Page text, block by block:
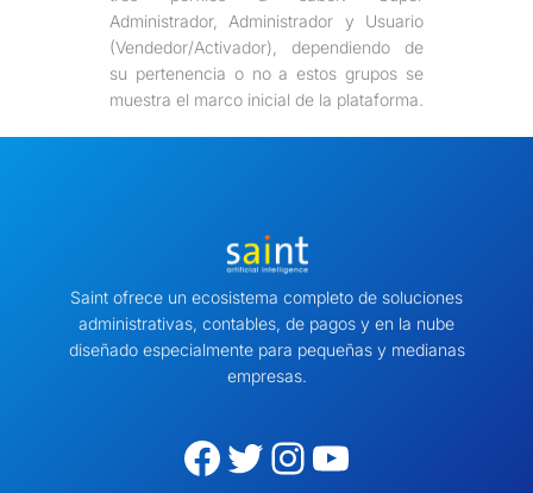
Administrador, Administrador y Usuario
(Vendedor/Activador), dependiendo de
su pertenencia o no a estos grupos se
muestra el marco inicial de la plataforma.
Saint ofrece un ecosistema completo de soluciones
administrativas, contables, de pagos y en la nube
diseñado especialmente para pequeñas y medianas
empresas.
Facebook Twitter Instagram YouTube